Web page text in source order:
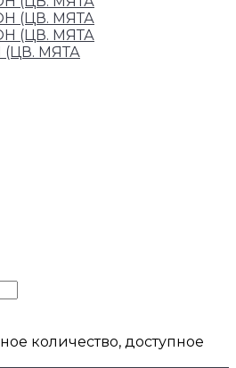
МЯТА
количество, доступное